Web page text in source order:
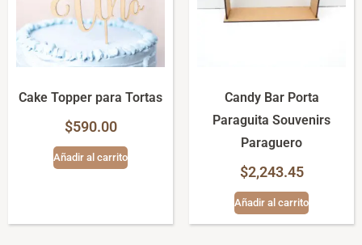
Cake Topper para Tortas
$590.00
Añadir al carrito
Candy Bar Porta
Paraguita Souvenirs
Paraguero
$2,243.45
Añadir al carrito